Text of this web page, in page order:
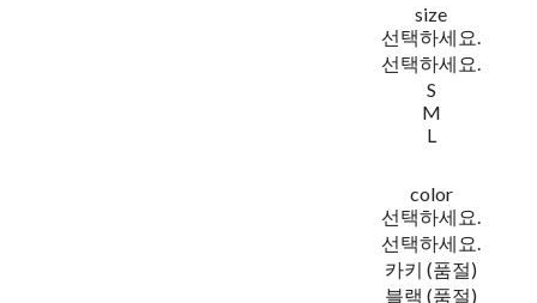
size
선택하세요.
선택하세요.
S
M
L
color
선택하세요.
선택하세요.
카키 (품절)
블랙 (품절)